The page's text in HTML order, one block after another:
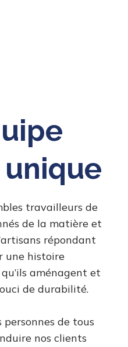
travailleurs de
de la matière et
répondant
une histoire
aménagent et
de durabilité.
personnes de tous
nos clients